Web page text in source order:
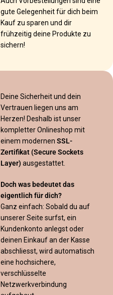
gute Gelegenheit für dich beim
Kauf zu sparen und dir
frühzeitig deine Produkte zu
sichern!
Deine Sicherheit und dein
Vertrauen liegen uns am
Herzen! Deshalb ist unser
kompletter Onlineshop mit
einem modernen SSL-
Zertifikat (Secure Sockets
Layer) ausgestattet.
Doch was bedeutet das
eigentlich für dich?
Ganz einfach: Sobald du auf
unserer Seite surfst, ein
Kundenkonto anlegst oder
deinen Einkauf an der Kasse
abschliesst, wird automatisch
eine hochsichere,
verschlüsselte
Netzwerkverbindung